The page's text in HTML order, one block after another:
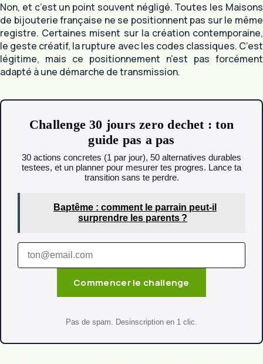
Non, et c’est un point souvent négligé. Toutes les Maisons
de bijouterie française ne se positionnent pas sur le même
registre. Certaines misent sur la création contemporaine,
le geste créatif, la rupture avec les codes classiques. C’est
légitime, mais ce positionnement n’est pas forcément
adapté à une démarche de transmission.
Challenge 30 jours zero dechet : ton
guide pas a pas
30 actions concretes (1 par jour), 50 alternatives durables
testees, et un planner pour mesurer tes progres. Lance ta
transition sans te perdre.
Baptême : comment le parrain peut-il
surprendre les parents ?
Commencer le challenge
Pas de spam. Desinscription en 1 clic.